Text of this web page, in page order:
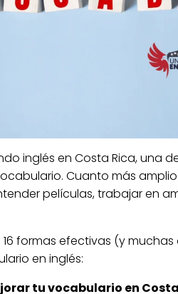
inglés en Costa Rica, una
Cuanto más
películas, trabajar en
formas efectivas (y
en inglés:
tu vocabulario en